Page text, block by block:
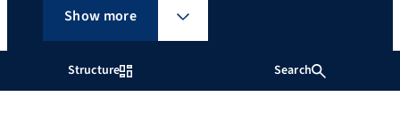
Structure Search
Show more